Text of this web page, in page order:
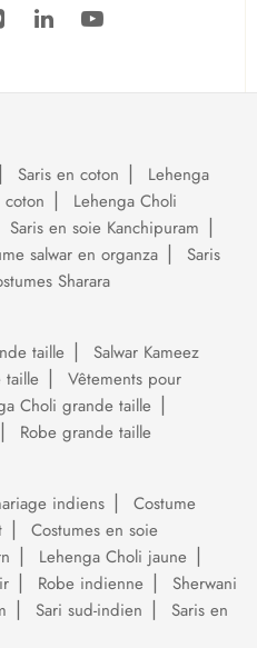
Saris en coton
Lehenga
coton
Lehenga Choli
Saris en soie Kanchipuram
salwar en organza
Saris
Sharara
taille
Salwar Kameez
taille
Vêtements pour
Choli grande taille
Robe grande taille
indiens
Costume
Costumes en soie
Lehenga Choli jaune
Robe indienne
Sherwani
Sari sud-indien
Saris en